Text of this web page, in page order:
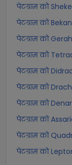
पेटग्राम को
पेटग्राम को
पेटग्राम को
पेटग्राम को
पेटग्राम को
पेटग्राम को
पेटग्राम को
पेटग्राम को
पेटग्राम को
पेटग्राम को